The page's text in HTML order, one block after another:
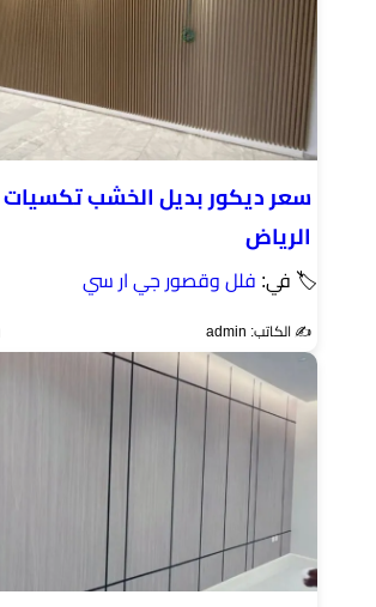
سعر ديكور بديل الخشب
الرياض
🏷 في: فلل وقصور جي ار سي
✍️ الكاتب: admin